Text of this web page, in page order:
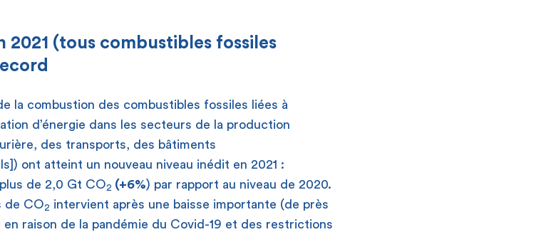
2021 (tous combustibles fossiles
la combustion des combustibles fossiles liées à
d’énergie dans les secteurs de la production
des transports, des bâtiments
ont atteint un nouveau niveau inédit en 2021 :
de 2,0 Gt CO2 (+6%) par rapport au niveau de 2020.
de CO2 intervient après une baisse importante (de près
en raison de la pandémie du Covid-19 et des restrictions